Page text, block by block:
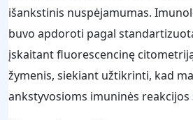
išankstinis nuspėjamumas.
buvo apdoroti pagal
įskaitant fluorescencinę
žymenis, siekiant užtikrinti, kad
ankstyvosioms imuninės reakcijos